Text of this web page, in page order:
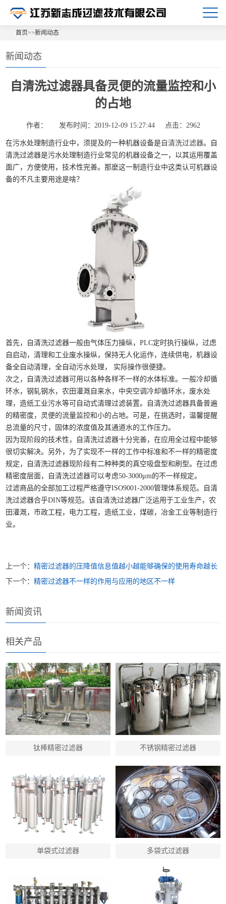
首页>>新闻动态
新闻动态
自清洗过滤器具备灵便的流量监控和小
的占地
作者： 发布时间：2019-12-09 15:27:44 点击：2962
在污水处理制造行业中，须提及的一种机器设备是 自清洗过滤器。自
清洗过滤器是污水处理制造行业常见的机器设备之一，以其运用覆盖
面广，方便使用，技术性完善。那麼这一制造行业中这类认可机器设
备的不凡主要用途是啥？
首先，自清洗过滤器一般由气体压力操纵，PLC定时执行操纵，过虑
自启动，清理和工业废水操纵，保持无人化运作，连续供电，机器设
备全自动清理，全自动污水处理，
实际操作很便捷。
次之，自清洗过滤器可用以各种各样不一样的水体标准。一般冷却循
环水，钢轧钢水，农田灌溉自来水，中央空调冷却循环水，废水处
理，造纸工业污水等可自动式清理过滤装置。自清洗过滤器具备普遍
的精密度，灵便的流量监控和小的占地。可是，在挑选时，温馨提醒
总流量的尺寸，固体的浓度值及其通道水的工作压力。
因为现阶段的技术性，自清洗过滤器十分完善，在应用全过程中能够
很切实解决。另外，为了实现不一样的工作中标准和不一样的精密度
规定，自清洗过滤器现阶段有二种种类的真空吸盘型和刷型。在过虑
精密度层面，自清洗过滤器可以考虑50-3000μm的不一样规定。
过滤商品的全部加工过程严格遵守ISO9001-2000管理体系规范。自清
洗过滤器合乎DIN等规范。该自清洗过滤器广泛运用于工业生产，农
田灌溉，市政工程，电力工程，造纸工业，煤碳，冶金工业等制造行
业。
上一个：精密过滤器的压降值信息值越小越能够确保的使用寿命越长
下一个：精密过滤器不一样的作用与应用的地区不一样
新闻资讯
相关产品
钛棒精密过滤器 不锈钢精密过滤器
单袋式过滤器 多袋式过滤器